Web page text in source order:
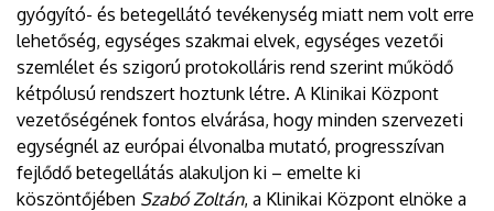
gyógyító- és betegellátó tevékenység miatt nem volt erre
lehetőség, egységes szakmai elvek, egységes vezetői
szemlélet és szigorú protokolláris rend szerint működő
kétpólusú rendszert hoztunk létre. A Klinikai Központ
vezetőségének fontos elvárása, hogy minden szervezeti
egységnél az európai élvonalba mutató, progresszívan
fejlődő betegellátás alakuljon ki – emelte ki
köszöntőjében Szabó Zoltán, a Klinikai Központ elnöke a